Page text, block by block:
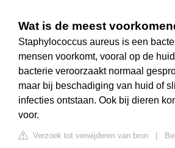
Wat is de meest
Staphylococcus aureus is een
mensen voorkomt, vooral op de
bacterie veroorzaakt normaal
maar bij beschadiging van huid of
infecties ontstaan. Ook bij dieren
voor.
Verzoek tot verwijderen van bron